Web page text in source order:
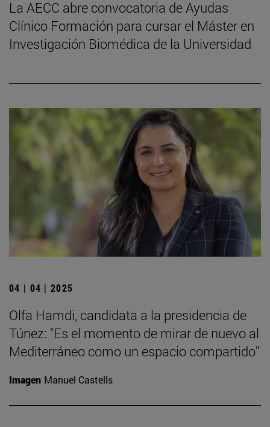
La AECC abre convocatoria de Ayudas
Clínico Formación para cursar el Máster en
Investigación Biomédica de la Universidad
04 | 04 | 2025
Olfa Hamdi, candidata a la presidencia de
Túnez: "Es el momento de mirar de nuevo al
Mediterráneo como un espacio compartido"
Imagen Manuel Castells